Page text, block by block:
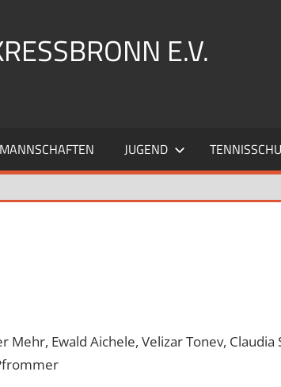
E.V.
MANNSCHAFTEN JUGEND
Mehr, Ewald Aichele, Velizar Tonev,